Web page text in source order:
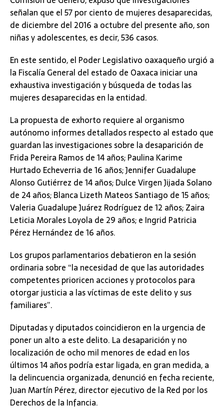
señalan que el 57 por ciento de mujeres desaparecidas,
de diciembre del 2016 a octubre del presente año, son
niñas y adolescentes, es decir, 536 casos.
En este sentido, el Poder Legislativo oaxaqueño urgió a
la Fiscalía General del estado de Oaxaca iniciar una
exhaustiva investigación y búsqueda de todas las
mujeres desaparecidas en la entidad.
La propuesta de exhorto requiere al organismo
autónomo informes detallados respecto al estado que
guardan las investigaciones sobre la desaparición de
Frida Pereira Ramos de 14 años; Paulina Karime
Hurtado Echeverria de 16 años; Jennifer Guadalupe
Alonso Gutiérrez de 14 años; Dulce Virgen Jijada Solano
de 24 años; Blanca Lizeth Mateos Santiago de 15 años;
Valeria Guadalupe Juárez Rodríguez de 12 años; Zaira
Leticia Morales Loyola de 29 años; e Ingrid Patricia
Pérez Hernández de 16 años.
Los grupos parlamentarios debatieron en la sesión
ordinaria sobre “la necesidad de que las autoridades
competentes prioricen acciones y protocolos para
otorgar justicia a las víctimas de este delito y sus
familiares”.
Diputadas y diputados coincidieron en la urgencia de
poner un alto a este delito. La desaparición y no
localización de ocho mil menores de edad en los
últimos 14 años podría estar ligada, en gran medida, a
la delincuencia organizada, denunció en fecha reciente,
Juan Martín Pérez, director ejecutivo de la Red por los
Derechos de la Infancia.